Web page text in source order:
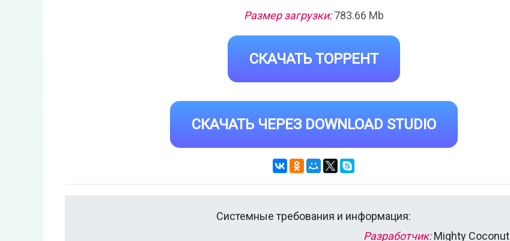
Размер загрузки:783.66 Mb
СКАЧАТЬ ТОРРЕНТ
СКАЧАТЬ ЧЕРЕЗ DOWNLOAD STUDIO
Системные требования и информация:
Разработчик:Mighty Coconut